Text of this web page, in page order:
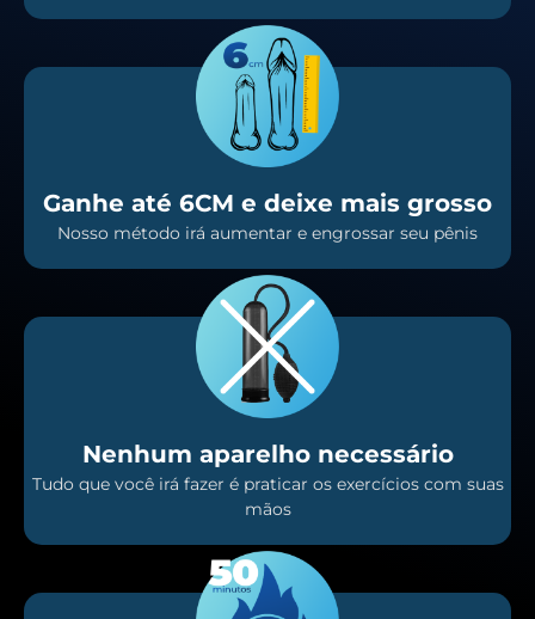
Ganhe até 6CM e deixe mais grosso
Nosso método irá aumentar e engrossar seu pênis
Nenhum aparelho necessário
Tudo que você irá fazer é praticar os exercícios com suas
mãos